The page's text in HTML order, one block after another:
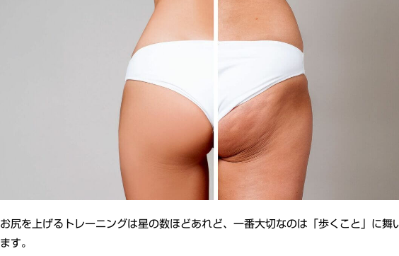
お尻を上げるトレーニングは星の数ほどあれど、一番大切なのは「歩くこと」に舞
ます。